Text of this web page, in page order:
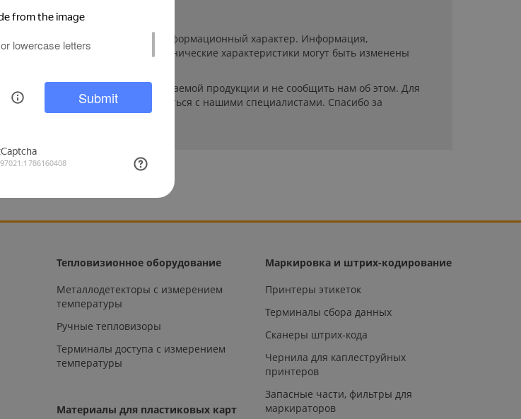
носят исключительно информационный характер. Информация,
цены, комплектации и технические характеристики могут быть изменены
изменить параметры выпускаемой продукции и не сообщить нам об этом. Для
товаров необходимо связаться с нашими специалистами. Спасибо за
Тепловизионное оборудование
Металлодетекторы с измерением
температуры
Ручные тепловизоры
Терминалы доступа с измерением
температуры
Материалы для пластиковых карт
Маркировка и штрих-кодирование
Принтеры этикеток
Терминалы сбора данных
Сканеры штрих-кода
Чернила для каплеструйных
принтеров
Запасные части, фильтры для
маркираторов